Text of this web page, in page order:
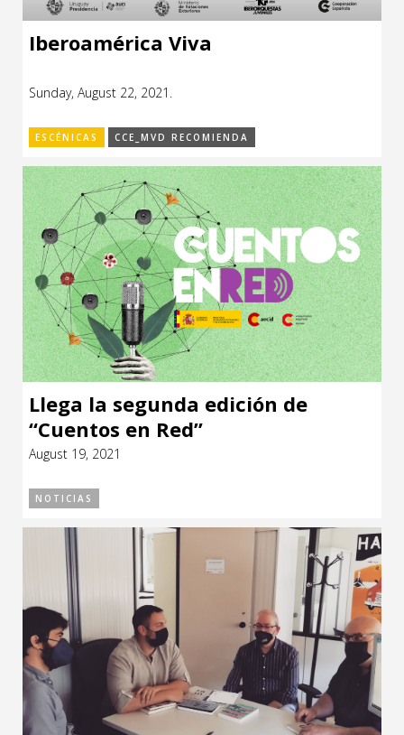
Iberoamérica Viva
Sunday, August 22, 2021.
ESCÉNICAS CCE_MVD RECOMIENDA
Llega la segunda edición de
“Cuentos en Red”
August 19, 2021
NOTICIAS